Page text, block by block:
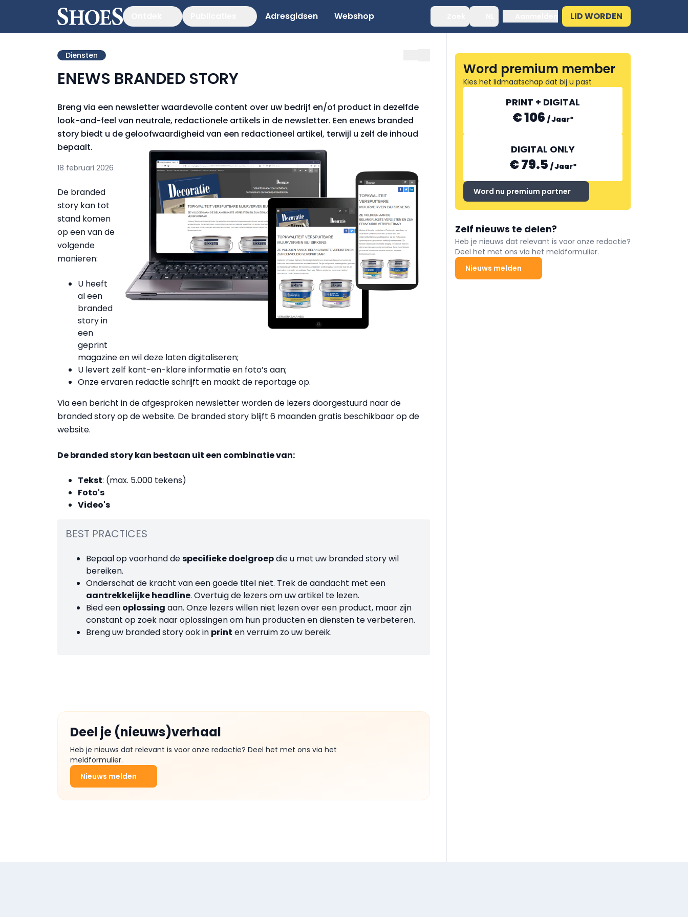
Adresgidsen Webshop LID WORDEN
Diensten
ENEWS BRANDED STORY
Breng via een newsletter waardevolle content over uw bedrijf en/of product in dezelfde
look-and-feel van neutrale, redactionele artikels in de newsletter. Een enews branded
story biedt u de geloofwaardigheid van een redactioneel artikel, terwijl u zelf de inhoud
bepaalt.
18 februari 2026
De branded
story kan tot
stand komen
op een van de
volgende
manieren:
U heeft
al een
branded
story in
een
geprint
magazine en wil deze laten digitaliseren;
U levert zelf kant-en-klare informatie en foto’s aan;
Onze ervaren redactie schrijft en maakt de reportage op.
Via een bericht in de afgesproken newsletter worden de lezers doorgestuurd naar de
branded story op de website. De branded story blijft 6 maanden gratis beschikbaar op de
website.
De branded story kan bestaan uit een combinatie van:
Tekst: (max. 5.000 tekens)
Foto's
Video's
BEST PRACTICES
Bepaal op voorhand despecifieke doelgroepdie u met uw branded story wil
bereiken.
Onderschat de kracht van een goede titel niet. Trek de aandacht met een
aantrekkelijke headline. Overtuig de lezers om uw artikel te lezen.
Bied een oplossing aan. Onze lezers willen niet lezen over een product, maar zijn
constant op zoek naar oplossingen om hun producten en diensten te verbeteren.
Breng uw branded story ook in print en verruim zo uw bereik.
Deel je (nieuws)verhaal
Heb je nieuws dat relevant is voor onze redactie? Deel het met ons via het
meldformulier.
Nieuws melden
Word premium member
Kies het lidmaatschap dat bij u past
PRINT + DIGITAL
€ 106 /Jaar*
DIGITAL ONLY
€ 79.5 /Jaar*
Word nu premium partner
Zelf nieuws te delen?
Heb je nieuws dat relevant is voor onze redactie?
Deel het met ons via het meldformulier.
Nieuws melden